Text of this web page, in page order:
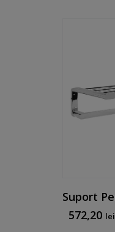
572,20 lei